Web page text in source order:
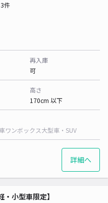
件
再入庫
可
高さ
170cm 以下
ワンボックス大型車・SUV
詳細へ
小型車限定】